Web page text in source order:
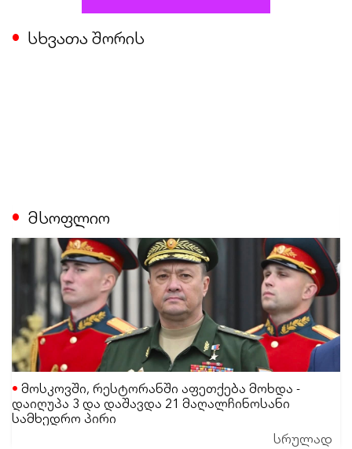
სხვათა შორის
მსოფლიო
მოსკოვში, რესტორანში აფეთქება მოხდა -
დაიღუპა 3 და დაშავდა 21 მაღალჩინოსანი
სამხედრო პირი
სრულად